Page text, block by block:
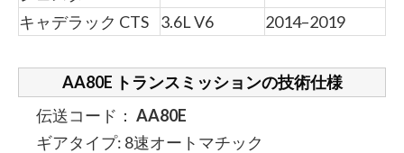
キャデラック CTS 3.6L V6 2014–2019
AA80E トランスミッションの技術仕様
伝送コード： AA80E
ギアタイプ: 8速オートマチック